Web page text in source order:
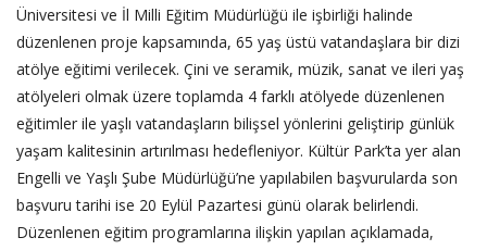
Üniversitesi ve İl Milli Eğitim Müdürlüğü ile işbirliği halinde
düzenlenen proje kapsamında, 65 yaş üstü vatandaşlara bir dizi
atölye eğitimi verilecek. Çini ve seramik, müzik, sanat ve ileri yaş
atölyeleri olmak üzere toplamda 4 farklı atölyede düzenlenen
eğitimler ile yaşlı vatandaşların bilişsel yönlerini geliştirip günlük
yaşam kalitesinin artırılması hedefleniyor. Kültür Park’ta yer alan
Engelli ve Yaşlı Şube Müdürlüğü’ne yapılabilen başvurularda son
başvuru tarihi ise 20 Eylül Pazartesi günü olarak belirlendi.
Düzenlenen eğitim programlarına ilişkin yapılan açıklamada,